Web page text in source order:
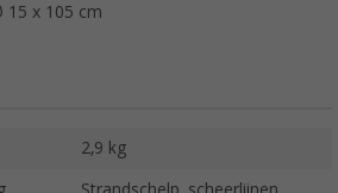
15 x 105 cm
2,9 kg